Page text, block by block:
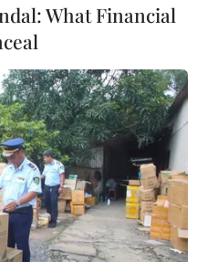
mạc Hội nghị
loạt lĩnh vực nhằm tìm
kinh tế hậu COVID-19
19, đẩy mạnh hợp tác
What Financial